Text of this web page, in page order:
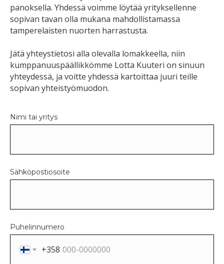
panoksella. Yhdessä voimme löytää yrityksellenne
sopivan tavan olla mukana mahdollistamassa
tamperelaisten nuorten harrastusta.
Jätä yhteystietosi alla olevalla lomakkeella, niin
kumppanuuspäällikkömme Lotta Kuuteri on sinuun
yhteydessä, ja voitte yhdessä kartoittaa juuri teille
sopivan yhteistyömuodon.
Nimi tai yritys
Sähköpostiosoite
Puhelinnumero
+358